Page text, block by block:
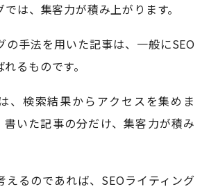
は、集客力が積み上がります。
の手法を用いた記事は、一般にSEO
るものです。
、検索結果からアクセスを集めま
書いた記事の分だけ、集客力が積み
えるのであれば、SEOライティング